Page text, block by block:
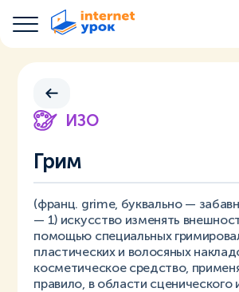
ИЗО
Грим
(франц. grime, буквально —
— 1) искусство изменять
помощью специальных
пластических и волосяных
косметическое средство,
правило, в области сценического